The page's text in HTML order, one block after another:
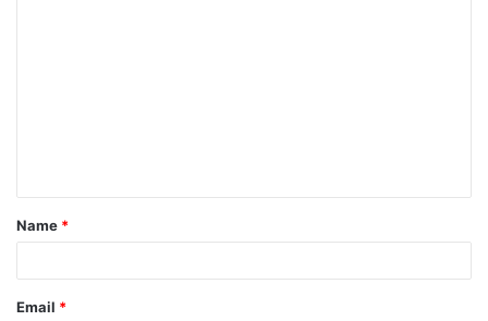
t
*
Name *
Email *